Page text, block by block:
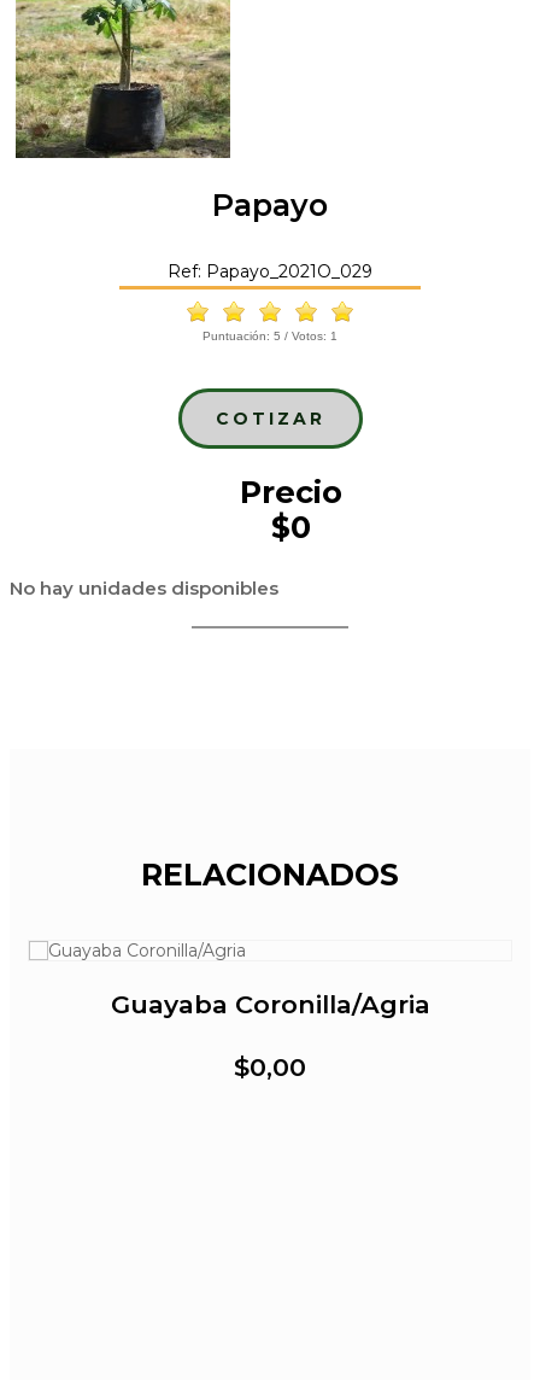
Papayo
Ref: Papayo_2021O_029
Puntuación: 5 / Votos: 1
COTIZAR
Precio
$0
No hay unidades disponibles
RELACIONADOS
Guayaba Coronilla/Agria
$0,00